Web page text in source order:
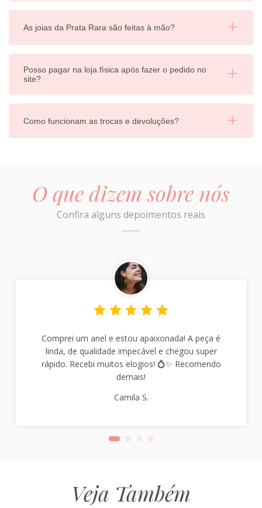
As joias da Prata Rara são feitas à mão?
Posso pagar na loja física após fazer o pedido no
site?
Como funcionam as trocas e devoluções?
O que dizem sobre nós
Confira alguns depoimentos reais
Comprei um anel e estou apaixonada! A peça é
linda, de qualidade impecável e chegou super
rápido. Recebi muitos elogios! 💍✨ Recomendo
demais!
Camila S.
Veja Também